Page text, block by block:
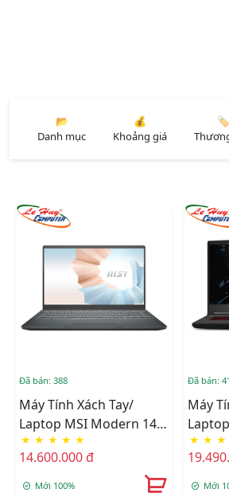
📂
Danh mục
💰
Khoảng giá
🏷️
Đã bán: 388
Máy Tính Xách Tay/
Laptop MSI Modern 14
B11MOU-1065VN (i7-
1195G7/8GB/512GB/Intel
Iris Xe/14 Inch FHD/Win
★ ★ ★ ★ ★
14.600.000 đ
Mới 100%
Đã bán:
Máy
11SC-
Max
★ ★ ★
Mới